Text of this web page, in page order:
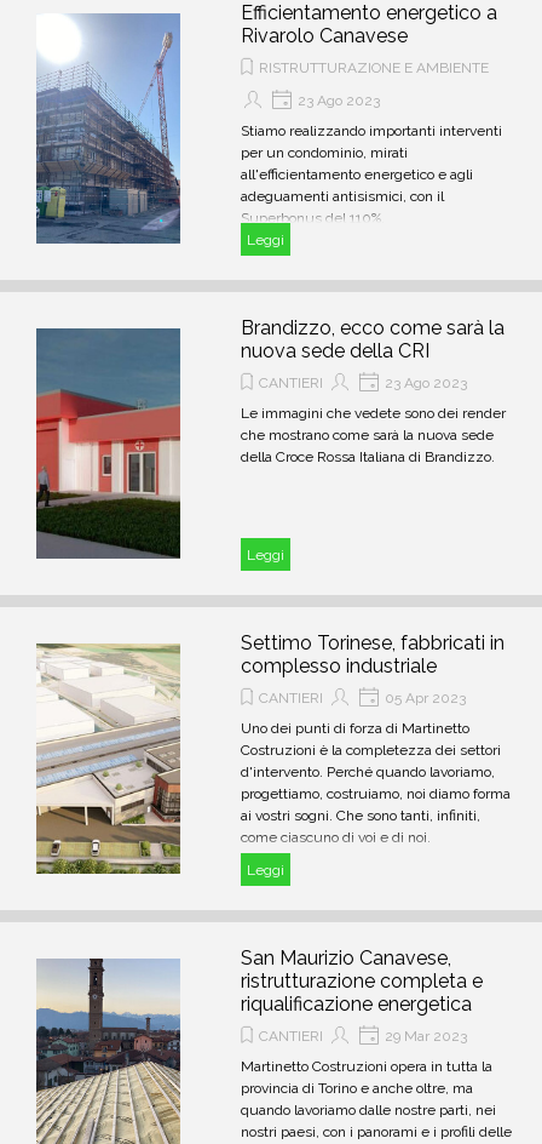
Efficientamento energetico a
Rivarolo Canavese
RISTRUTTURAZIONE E AMBIENTE
23 Ago 2023
Stiamo realizzando importanti interventi
per un condominio, mirati
all'efficientamento energetico e agli
adeguamenti antisismici, con il
Superbonus del 110%.
Leggi
Brandizzo, ecco come sarà la
nuova sede della CRI
CANTIERI
23 Ago 2023
Le immagini che vedete sono dei render
che mostrano come sarà la nuova sede
della Croce Rossa Italiana di Brandizzo.
Leggi
Settimo Torinese, fabbricati in
complesso industriale
CANTIERI
05 Apr 2023
Uno dei punti di forza di Martinetto
Costruzioni è la completezza dei settori
d'intervento. Perché quando lavoriamo,
progettiamo, costruiamo, noi diamo forma
ai vostri sogni. Che sono tanti, infiniti,
come ciascuno di voi e di noi.
Leggi
San Maurizio Canavese,
ristrutturazione completa e
riqualificazione energetica
CANTIERI
29 Mar 2023
Martinetto Costruzioni opera in tutta la
provincia di Torino e anche oltre, ma
quando lavoriamo dalle nostre parti, nei
nostri paesi, con i panorami e i profili delle